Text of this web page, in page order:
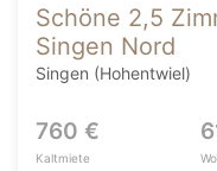
Schöne 2,5
Singen Nord
Singen (Hohentwiel)
760 €
Kaltmiete